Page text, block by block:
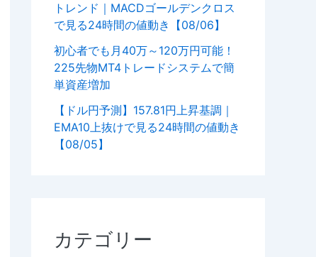
トレンド｜MACDゴールデンクロス
で見る24時間の値動き【08/06】
初心者でも月40万～120万円可能！
225先物MT4トレードシステムで簡
単資産増加
【ドル円予測】157.81円上昇基調｜
EMA10上抜けで見る24時間の値動き
【08/05】
カテゴリー